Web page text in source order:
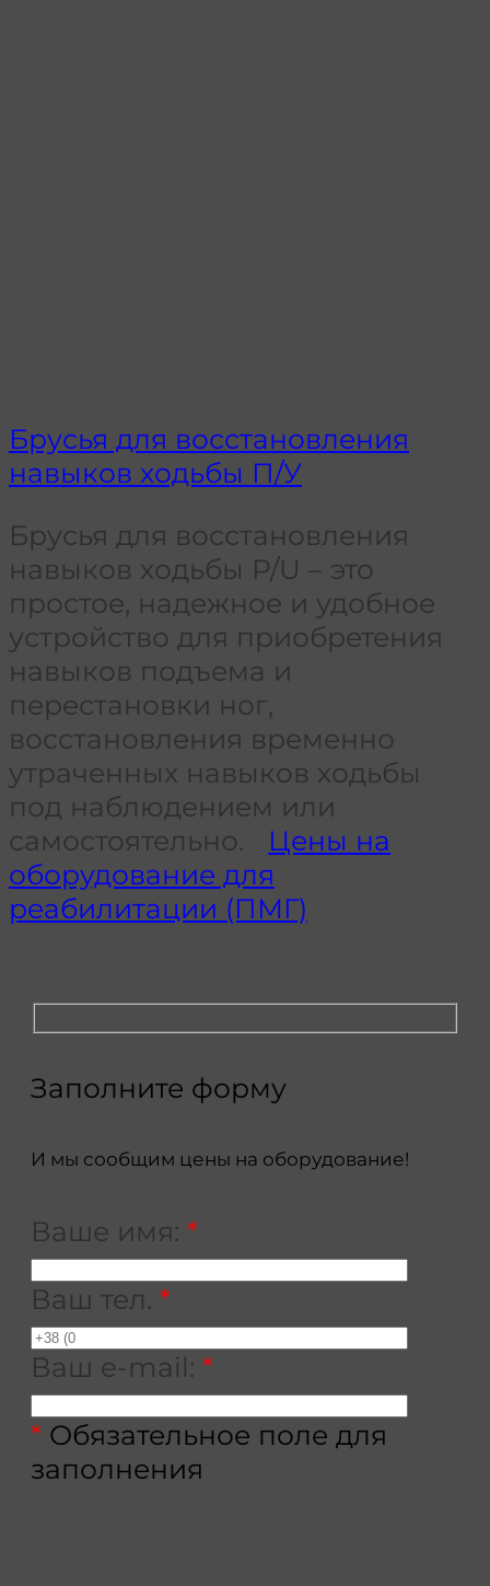
Брусья для восстановления
навыков ходьбы П/У
Брусья для восстановления
навыков ходьбы P/U – это
простое, надежное и удобное
устройство для приобретения
навыков подъема и
перестановки ног,
восстановления временно
утраченных навыков ходьбы
под наблюдением или
самостоятельно.
Цены на
оборудование для
реабилитации (ПМГ)
Заполните форму
И мы сообщим цены на оборудование!
Ваше имя: *
Ваш тел. *
Ваш e-mail: *
* Обязательное поле для
заполнения